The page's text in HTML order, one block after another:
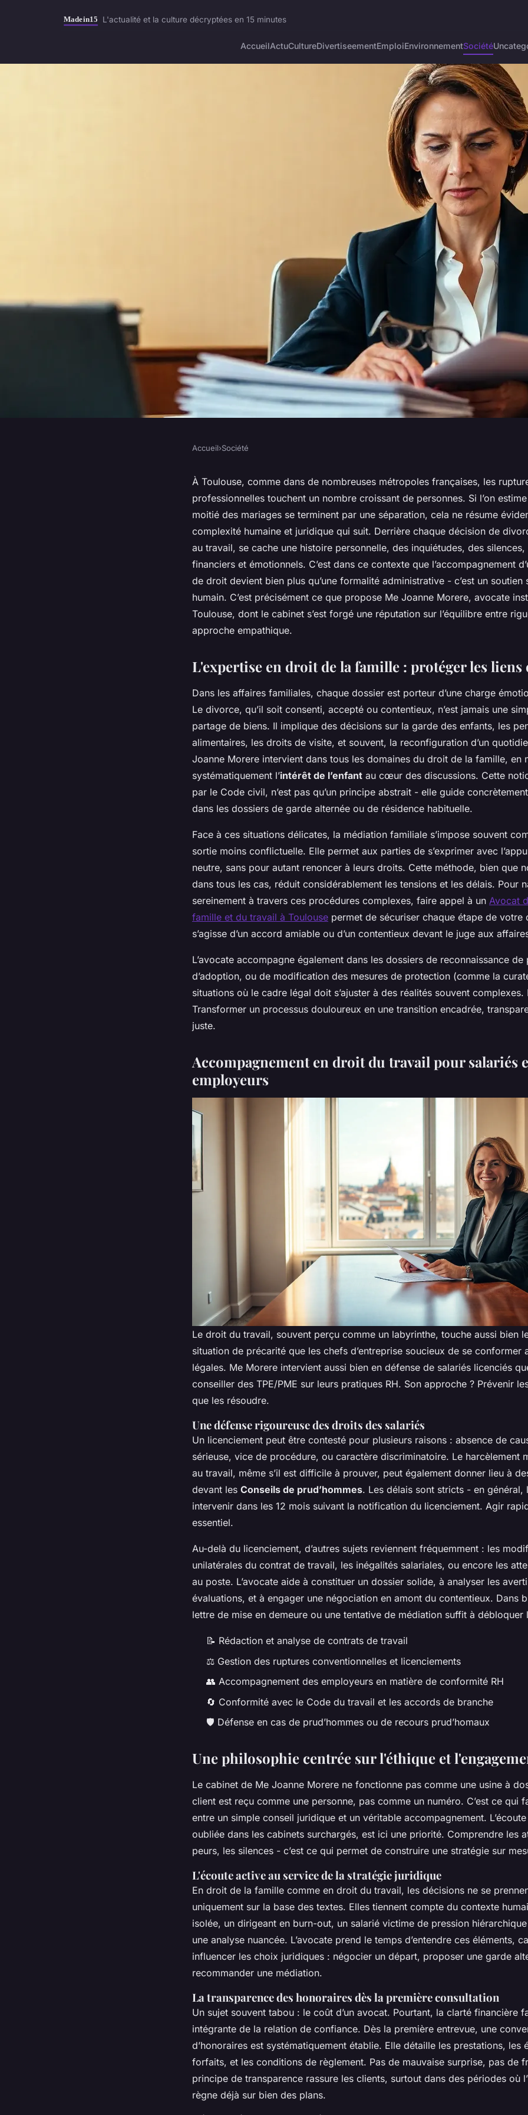
L'actualité et la culture décryptées en 15 minutes
AccueilActuCultureDivertiseementEmploiEnvironnementSociété
Découvrez le savoir-faire de Me
Joanne Morere, avocat à Toulouse pour
votre famille ou votre entreprise
Accueil›Société
À Toulouse, comme dans de nombreuses métropoles françaises, les
professionnelles touchent un nombre croissant de personnes. Si l’on
moitié des mariages se terminent par une séparation, cela ne résume
complexité humaine et juridique qui suit. Derrière chaque décision de
au travail, se cache une histoire personnelle, des inquiétudes, des silences,
financiers et émotionnels. C’est dans ce contexte que l’accompagnement
de droit devient bien plus qu’une formalité administrative - c’est un soutien
humain. C’est précisément ce que propose Me Joanne Morere, avocate
Toulouse, dont le cabinet s’est forgé une réputation sur l’équilibre entre
approche empathique.
L'expertise en droit de la famille : protéger les liens
Dans les affaires familiales, chaque dossier est porteur d’une charge
Le divorce, qu’il soit consenti, accepté ou contentieux, n’est jamais une
partage de biens. Il implique des décisions sur la garde des enfants, les
alimentaires, les droits de visite, et souvent, la reconfiguration d’un
Joanne Morere intervient dans tous les domaines du droit de la famille, en
systématiquement l’intérêt de l’enfant au cœur des discussions. Cette
par le Code civil, n’est pas qu’un principe abstrait - elle guide
dans les dossiers de garde alternée ou de résidence habituelle.
Face à ces situations délicates, la médiation familiale s’impose souvent
sortie moins conflictuelle. Elle permet aux parties de s’exprimer avec
neutre, sans pour autant renoncer à leurs droits. Cette méthode, bien que
dans tous les cas, réduit considérablement les tensions et les délais. Pour
sereinement à travers ces procédures complexes, faire appel à un Avocat
famille et du travail à Toulouse permet de sécuriser chaque étape de votre
s’agisse d’un accord amiable ou d’un contentieux devant le juge aux
L’avocate accompagne également dans les dossiers de reconnaissance de
d’adoption, ou de modification des mesures de protection (comme la
situations où le cadre légal doit s’ajuster à des réalités souvent complexes.
Transformer un processus douloureux en une transition encadrée,
juste.
Accompagnement en droit du travail pour salariés
employeurs
Le droit du travail, souvent perçu comme un labyrinthe, touche aussi bien
situation de précarité que les chefs d’entreprise soucieux de se conformer
légales. Me Morere intervient aussi bien en défense de salariés licenciés
conseiller des TPE/PME sur leurs pratiques RH. Son approche ? Prévenir
que les résoudre.
Une défense rigoureuse des droits des salariés
Un licenciement peut être contesté pour plusieurs raisons : absence de
sérieuse, vice de procédure, ou caractère discriminatoire. Le harcèlement
au travail, même s’il est difficile à prouver, peut également donner lieu à
devant les Conseils de prud’hommes. Les délais sont stricts - en général,
intervenir dans les 12 mois suivant la notification du licenciement. Agir
essentiel.
Au-delà du licenciement, d’autres sujets reviennent fréquemment : les
unilatérales du contrat de travail, les inégalités salariales, ou encore les
au poste. L’avocate aide à constituer un dossier solide, à analyser les
évaluations, et à engager une négociation en amont du contentieux. Dans
lettre de mise en demeure ou une tentative de médiation suffit à débloquer
📝 Rédaction et analyse de contrats de travail
⚖️ Gestion des ruptures conventionnelles et licenciements
👥 Accompagnement des employeurs en matière de conformité RH
🔄 Conformité avec le Code du travail et les accords de branche
🛡️ Défense en cas de prud’hommes ou de recours prud’homaux
Une philosophie centrée sur l'éthique et
Le cabinet de Me Joanne Morere ne fonctionne pas comme une usine à
client est reçu comme une personne, pas comme un numéro. C’est ce qui
entre un simple conseil juridique et un véritable accompagnement.
oubliée dans les cabinets surchargés, est ici une priorité. Comprendre les
peurs, les silences - c’est ce qui permet de construire une stratégie sur
L'écoute active au service de la stratégie juridique
En droit de la famille comme en droit du travail, les décisions ne se
uniquement sur la base des textes. Elles tiennent compte du contexte
isolée, un dirigeant en burn-out, un salarié victime de pression
une analyse nuancée. L’avocate prend le temps d’entendre ces éléments,
influencer les choix juridiques : négocier un départ, proposer une garde
recommander une médiation.
La transparence des honoraires dès la première consultation
Un sujet souvent tabou : le coût d’un avocat. Pourtant, la clarté financière
intégrante de la relation de confiance. Dès la première entrevue, une
d’honoraires est systématiquement établie. Elle détaille les prestations, les
forfaits, et les conditions de règlement. Pas de mauvaise surprise, pas de
principe de transparence rassure les clients, surtout dans des périodes où
règne déjà sur bien des plans.